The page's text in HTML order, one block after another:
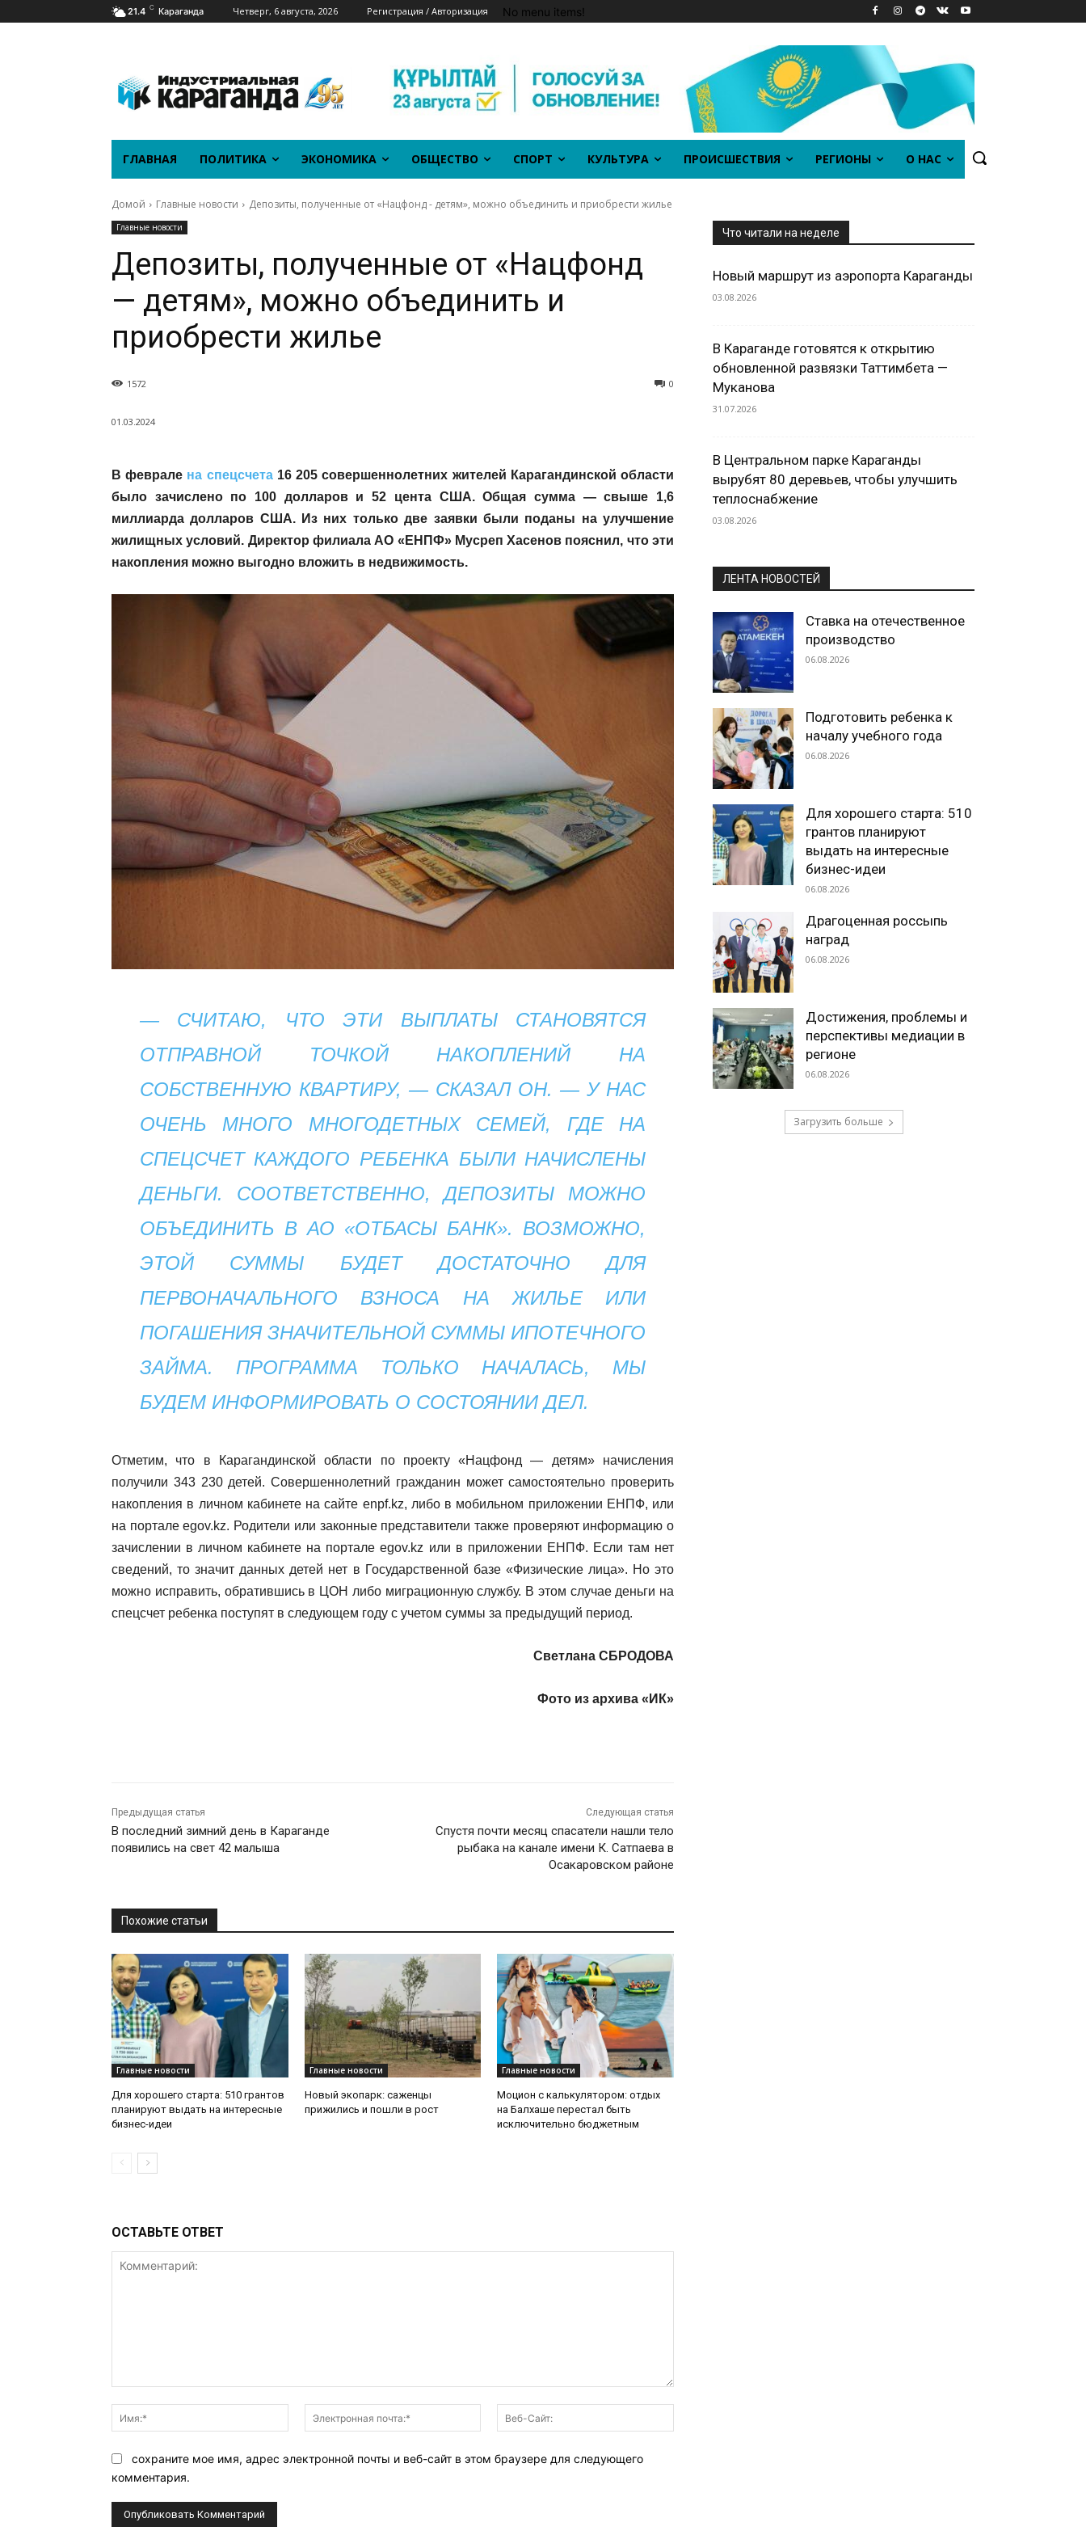
21.4 C Караганда Четверг, 6 августа, 2026 Регистрация / Авторизация No menu items!
ГЛАВНАЯ ПОЛИТИКА ЭКОНОМИКА ОБЩЕСТВО СПОРТ КУЛЬТУРА ПРОИСШЕСТВИЯ РЕГИОНЫ О НАС
Домой Главные новости Депозиты, полученные от «Нацфонд - детям», можно объединить и приобрести жилье
Главные новости
Депозиты, полученные от «Нацфонд
— детям», можно объединить и
приобрести жилье
0
1572
01.03.2024
В феврале на спецсчета16 205 совершеннолетних жителей Карагандинской области
было зачислено по 100 долларов и 52 цента США. Общая сумма — свыше 1,6
миллиарда долларов США. Из них только две заявки были поданы на улучшение
жилищных условий. Директор филиала АО «ЕНПФ» Мусреп Хасенов пояснил, что эти
накопления можно выгодно вложить в недвижимость.
— СЧИТАЮ, ЧТО ЭТИ ВЫПЛАТЫ СТАНОВЯТСЯ
ОТПРАВНОЙ ТОЧКОЙ НАКОПЛЕНИЙ НА
СОБСТВЕННУЮ КВАРТИРУ, — СКАЗАЛ ОН. — У НАС
ОЧЕНЬ МНОГО МНОГОДЕТНЫХ СЕМЕЙ, ГДЕ НА
СПЕЦСЧЕТ КАЖДОГО РЕБЕНКА БЫЛИ НАЧИСЛЕНЫ
ДЕНЬГИ. СООТВЕТСТВЕННО, ДЕПОЗИТЫ МОЖНО
ОБЪЕДИНИТЬ В АО «ОТБАСЫ БАНК». ВОЗМОЖНО,
ЭТОЙ СУММЫ БУДЕТ ДОСТАТОЧНО ДЛЯ
ПЕРВОНАЧАЛЬНОГО ВЗНОСА НА ЖИЛЬЕ ИЛИ
ПОГАШЕНИЯ ЗНАЧИТЕЛЬНОЙ СУММЫ ИПОТЕЧНОГО
ЗАЙМА. ПРОГРАММА ТОЛЬКО НАЧАЛАСЬ, МЫ
БУДЕМ ИНФОРМИРОВАТЬ О СОСТОЯНИИ ДЕЛ.
Отметим, что в Карагандинской области по проекту «Нацфонд — детям» начисления
получили 343 230 детей. Совершеннолетний гражданин может самостоятельно проверить
накопления в личном кабинете на сайте enpf.kz, либо в мобильном приложении ЕНПФ, или
на портале egov.kz. Родители или законные представители также проверяют информацию о
зачислении в личном кабинете на портале egov.kz или в приложении ЕНПФ. Если там нет
сведений, то значит данных детей нет в Государственной базе «Физические лица». Но это
можно исправить, обратившись в ЦОН либо миграционную службу. В этом случае деньги на
спецсчет ребенка поступят в следующем году с учетом суммы за предыдущий период.
Светлана СБРОДОВА
Фото из архива «ИК»
Предыдущая статья
В последний зимний день в Караганде
появились на свет 42 малыша
Следующая статья
Спустя почти месяц спасатели нашли тело
рыбака на канале имени К. Сатпаева в
Осакаровском районе
Похожие статьи
Главные новости
Для хорошего старта: 510 грантов
планируют выдать на интересные
бизнес-идеи
Главные новости
Новый экопарк: саженцы
прижились и пошли в рост
Главные новости
Моцион с калькулятором: отдых
на Балхаше перестал быть
исключительно бюджетным
ОСТАВЬТЕ ОТВЕТ
Имя:*
Электронная
почта:*
Сайт:
сохраните мое имя, адрес электронной почты и веб-сайт в этом браузере для следующего
комментария.
Что читали на неделе
Новый маршрут из аэропорта Караганды
03.08.2026
В Караганде готовятся к открытию
обновленной развязки Таттимбета —
Муканова
31.07.2026
В Центральном парке Караганды
вырубят 80 деревьев, чтобы улучшить
теплоснабжение
03.08.2026
ЛЕНТА НОВОСТЕЙ
Ставка на отечественное
производство
06.08.2026
Подготовить ребенка к
началу учебного года
06.08.2026
Для хорошего старта: 510
грантов планируют
выдать на интересные
бизнес-идеи
06.08.2026
Драгоценная россыпь
наград
06.08.2026
Достижения, проблемы и
перспективы медиации в
регионе
06.08.2026
Загрузить больше